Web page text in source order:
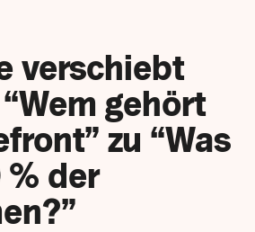
verschiebt
gehört
zu “Was
der